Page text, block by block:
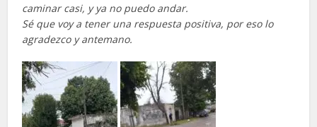
caminar casi, y ya no puedo andar.
Sé que voy a tener una respuesta positiva, por eso lo
agradezco y antemano.